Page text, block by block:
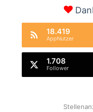
18.419
AppNutzer
1.708
Follower